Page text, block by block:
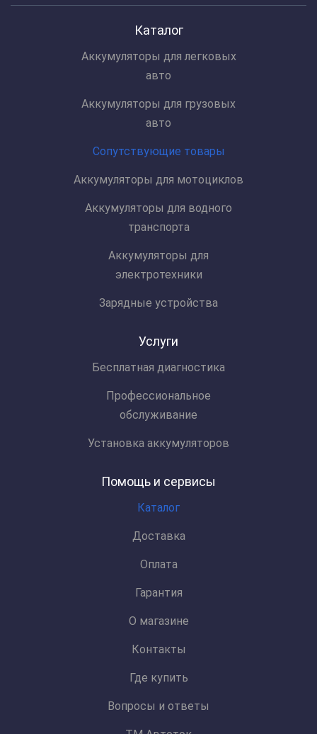
Каталог
Аккумуляторы для легковых
авто
Аккумуляторы для грузовых
авто
Сопутствующие товары
Аккумуляторы для мотоциклов
Аккумуляторы для водного
транспорта
Аккумуляторы для
электротехники
Зарядные устройства
Услуги
Бесплатная диагностика
Профессиональное
обслуживание
Установка аккумуляторов
Помощь и сервисы
Каталог
Доставка
Оплата
Гарантия
О магазине
Контакты
Где купить
Вопросы и ответы